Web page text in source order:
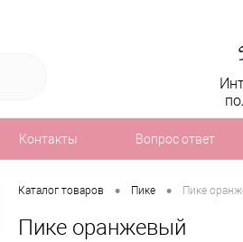
Контакты Вопрос ответ
Каталог товаров • Пике • Пике
Пике оранжевый